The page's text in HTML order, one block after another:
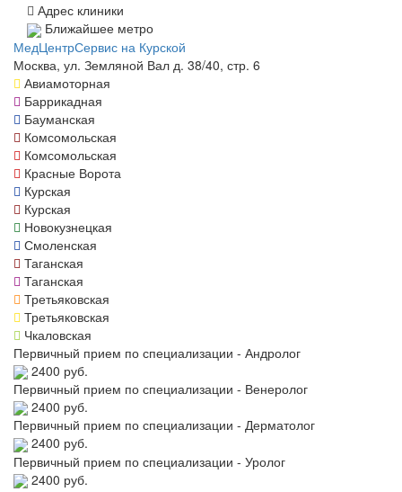
Адрес клиники
Ближайшее метро
МедЦентрСервис на Курской
Москва, ул. Земляной Вал д. 38/40, стр. 6
Авиамоторная
Баррикадная
Бауманская
Комсомольская
Комсомольская
Красные Ворота
Курская
Курская
Новокузнецкая
Смоленская
Таганская
Таганская
Третьяковская
Третьяковская
Чкаловская
Первичный прием по специализации - Андролог
2400 руб.
Первичный прием по специализации - Венеролог
2400 руб.
Первичный прием по специализации - Дерматолог
2400 руб.
Первичный прием по специализации - Уролог
2400 руб.